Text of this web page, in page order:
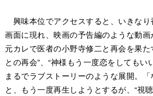
興味本位でアクセスすると、いきなり
画面に現れ、映画の予告編のような動画
元カレで医者の小野寺修二と再会を果た
との再会”、“神様もう一度恋をしてもい
まるでラブストーリーのような展開。「
と、もう一度再生しようとするが、“視